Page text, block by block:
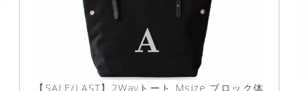
【SALE/LAST】2Wayトート Msize ブロック体